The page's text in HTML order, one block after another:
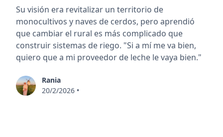
Su visión era revitalizar un territorio de
monocultivos y naves de cerdos, pero aprendió
que cambiar el rural es más complicado que
construir sistemas de riego. "Si a mí me va bien,
quiero que a mi proveedor de leche le vaya bien."
Rania
20/2/2026 •